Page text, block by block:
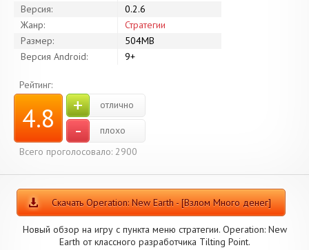
Версия:
0.2.6
Жанр:
Стратегии
Размер:
504MB
Версия Android:
9+
Рейтинг:
4.8 + отлично
-
плохо
Всего проголосовало: 2900
Скачать Operation: New Earth - [Взлом Много денег]
Новый обзор на игру с пункта меню стратегии. Operation: New
Earth от классного разработчика Tilting Point.